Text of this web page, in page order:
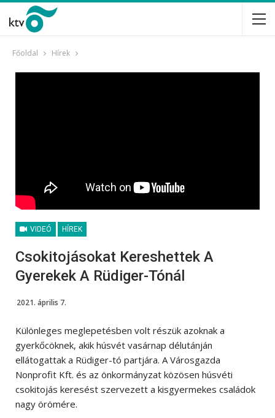
Főoldal Hírek
VIDEÓ HÍREK
Csokitojásokat Kereshettek A
Gyerekek A Rüdiger-Tónál
2021. április 7.
Különleges meglepetésben volt részük azoknak a
gyerkőcöknek, akik húsvét vasárnap délutánján
ellátogattak a Rüdiger-tó partjára. A Városgazda
Nonprofit Kft. és az önkormányzat közösen húsvéti
csokitojás keresést szervezett a kisgyermekes családok
nagy örömére.